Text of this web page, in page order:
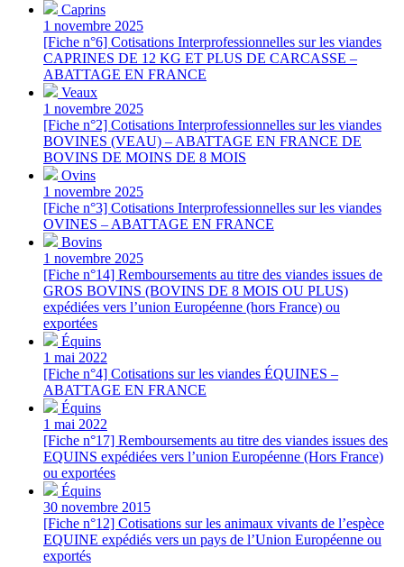
Caprins
1 novembre 2025
[Fiche n°6] Cotisations Interprofessionnelles sur les viandes
CAPRINES DE 12 KG ET PLUS DE CARCASSE –
ABATTAGE EN FRANCE
Veaux
1 novembre 2025
[Fiche n°2] Cotisations Interprofessionnelles sur les viandes
BOVINES (VEAU) – ABATTAGE EN FRANCE DE
BOVINS DE MOINS DE 8 MOIS
Ovins
1 novembre 2025
[Fiche n°3] Cotisations Interprofessionnelles sur les viandes
OVINES – ABATTAGE EN FRANCE
Bovins
1 novembre 2025
[Fiche n°14] Remboursements au titre des viandes issues de
GROS BOVINS (BOVINS DE 8 MOIS OU PLUS)
expédiées vers l’union Européenne (hors France) ou
exportées
Équins
1 mai 2022
[Fiche n°4] Cotisations sur les viandes ÉQUINES –
ABATTAGE EN FRANCE
Équins
1 mai 2022
[Fiche n°17] Remboursements au titre des viandes issues des
EQUINS expédiées vers l’union Européenne (Hors France)
ou exportées
Équins
30 novembre 2015
[Fiche n°12] Cotisations sur les animaux vivants de l’espèce
EQUINE expédiés vers un pays de l’Union Européenne ou
exportés